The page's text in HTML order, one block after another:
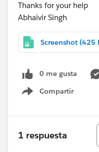
Thanks for your help
Abhaivir Singh
Screenshot (425
0 me gusta
Compartir
Show menu
1 respuesta